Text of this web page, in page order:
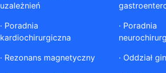
uzależnień
· Poradnia
kardiochirurgiczna
· Rezonans magnetyczny
· Poradnia
· Oddział